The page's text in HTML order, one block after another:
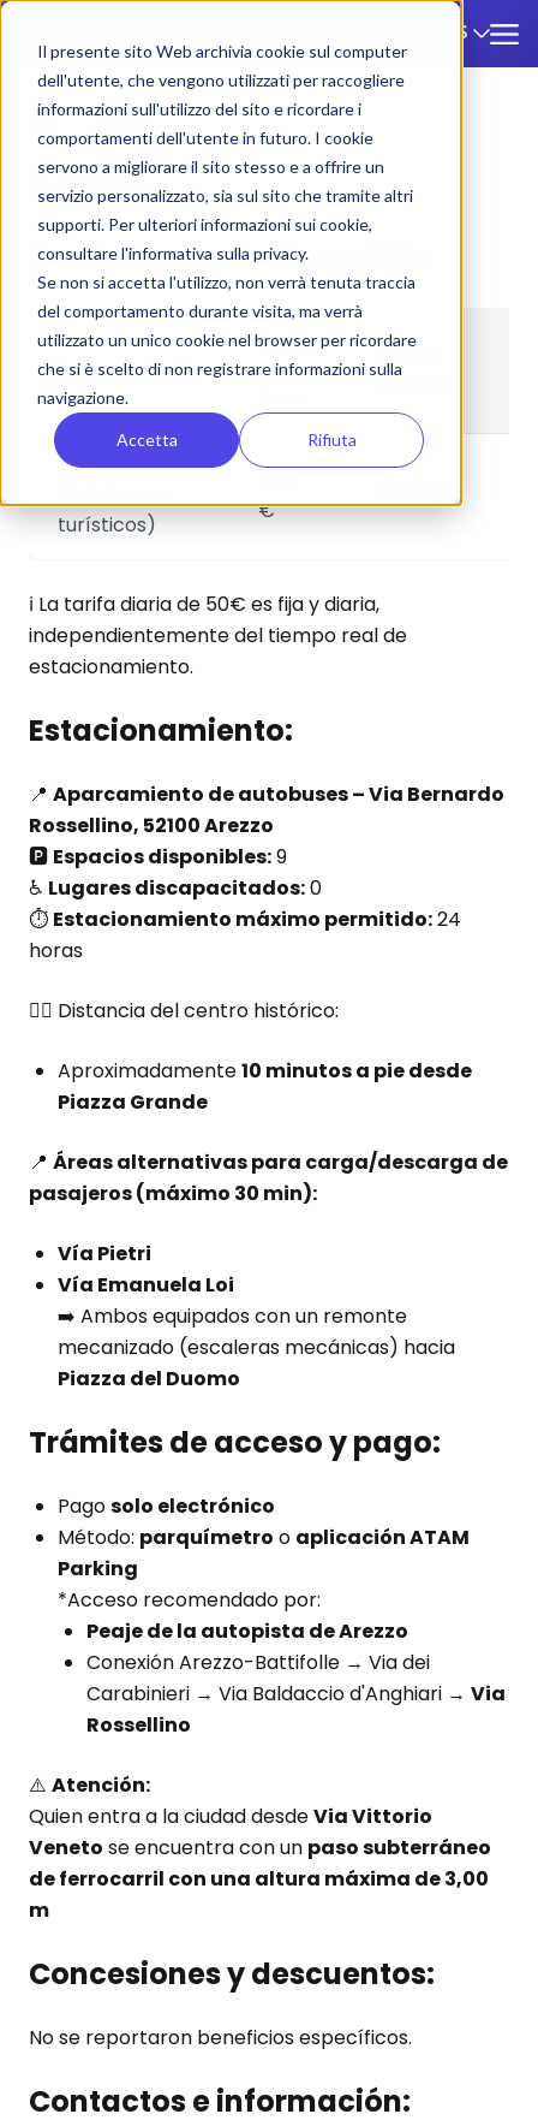
Il presente sito Web archivia cookie sul computer
dell'utente, che vengono utilizzati per raccogliere
informazioni sull'utilizzo del sito e ricordare i
comportamenti dell'utente in futuro. I cookie
servono a migliorare il sito stesso e a offrire un
servizio personalizzato, sia sul sito che tramite altri
supporti. Per ulteriori informazioni sui cookie,
consultare l'informativa sulla privacy.
Se non si accetta l'utilizzo, non verrà tenuta traccia
del comportamento durante visita, ma verrà
utilizzato un unico cookie nel browser per ricordare
che si è scelto di non registrare informazioni sulla
navigazione.
Accetta Rifiuta
ES
Arezzo
Arezzo
Tarifas y regulaciones ZTL:
Aparcamiento
Tarifa
por
Tarifa
mínima
Via Rossellino
turísticos)
€
ℹ️ La tarifa diaria de 50€ es fija y diaria,
independientemente del tiempo real de
estacionamiento.
Estacionamiento:
📍 Aparcamiento de autobuses – Via Bernardo
Rossellino, 52100 Arezzo
🅿️ Espacios disponibles:9
♿ Lugares discapacitados:0
⏱️ Estacionamiento máximo permitido:24
horas
🚶‍♂️ Distancia del centro histórico:
Aproximadamente10 minutos a pie desde
Piazza Grande
📍 Áreas alternativas para carga/descarga de
pasajeros (máximo 30 min):
Vía Pietri
Vía Emanuela Loi
➡️ Ambos equipados con un remonte
mecanizado (escaleras mecánicas) hacia
Piazza del Duomo
Trámites de acceso y pago:
Pagosolo electrónico
Método: parquímetro o aplicación ATAM
Parking
*Acceso recomendado por:
Peaje de la autopista de Arezzo
Conexión Arezzo-Battifolle → Via dei
Carabinieri → Via Baldaccio d'Anghiari → Via
Rossellino
⚠️ Atención:
Quien entra a la ciudad desdeVia Vittorio
Veneto se encuentra con un paso subterráneo
de ferrocarril con una altura máxima de 3,00
m
Concesiones y descuentos:
No se reportaron beneficios específicos.
Contactos e información: